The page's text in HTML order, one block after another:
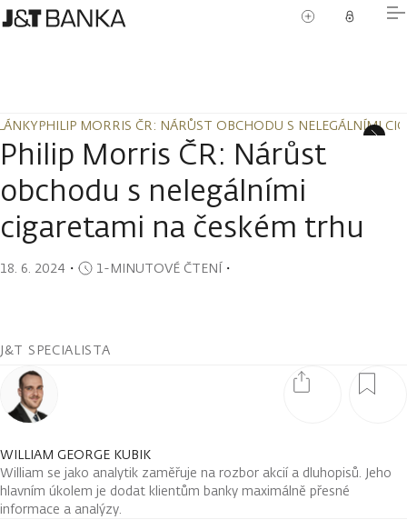
PHILIP MORRIS ČR: NÁRŮST OBCHODU S NELEGÁLNÍMI
PHILIP MORRIS ČR: NÁRŮST OBCHODU S NELEGÁLNÍMI
Philip Morris ČR: Nárůst
obchodu s nelegálními
cigaretami na českém trhu
18. 6. 2024 ・ 1-MINUTOVÉ ČTENÍ・
J&T SPECIALISTA
WILLIAM GEORGE KUBIK
William se jako analytik zaměřuje na rozbor akcií a dluhopisů. Jeho
hlavním úkolem je dodat klientům banky maximálně přesné
informace a analýzy.